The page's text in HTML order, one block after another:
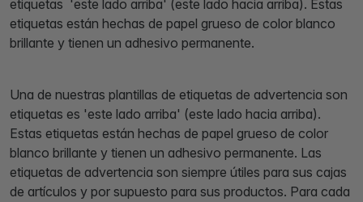
etiquetas 'este lado arriba' (este lado hacia arriba). Estas
etiquetas están hechas de papel grueso de color blanco
brillante y tienen un adhesivo permanente.
Una de nuestras plantillas de etiquetas de advertencia son
etiquetas es 'este lado arriba' (este lado hacia arriba).
Estas etiquetas están hechas de papel grueso de color
blanco brillante y tienen un adhesivo permanente. Las
etiquetas de advertencia son siempre útiles para sus cajas
de artículos y por supuesto para sus productos. Para cada